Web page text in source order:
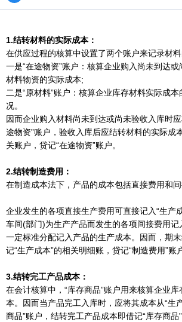
1.结转材料的实际成本：
在供应过程的核算中设置了两个账户来记录材料
一是“在途物资”账户：核算企业购入尚未到达
材料物资的实际成本;
二是“原材料”账户：核算企业库存材料实际成
况。
因而企业购入材料尚未到达或尚未验收入库时
途物资”账户，验收入库后应结转材料的实际成
关账户，贷记“在途物资”账户。
2.结转制造费用：
在制造成本法下，产品的成本包括直接费用和间
企业发生的各项直接生产费用可直接记入“生产
车间(部门)为生产产品而发生的各项间接费用记
一定标准分配记入产品的生产成本。因而，期
记“生产成本”的相关明细账，贷记“制造费用”账
3.结转完工产品成本：
在会计核算中，“库存商品”账户用来核算企业
本。因而当产品完工入库时，应将其成本从“生
商品”账户，结转完工产品成本即借记“库存商品